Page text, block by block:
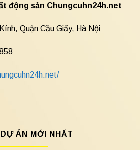
động sản Chungcuhn24h.net
Quận Cầu Giấy, Hà Nội
ÁN MỚI NHẤT